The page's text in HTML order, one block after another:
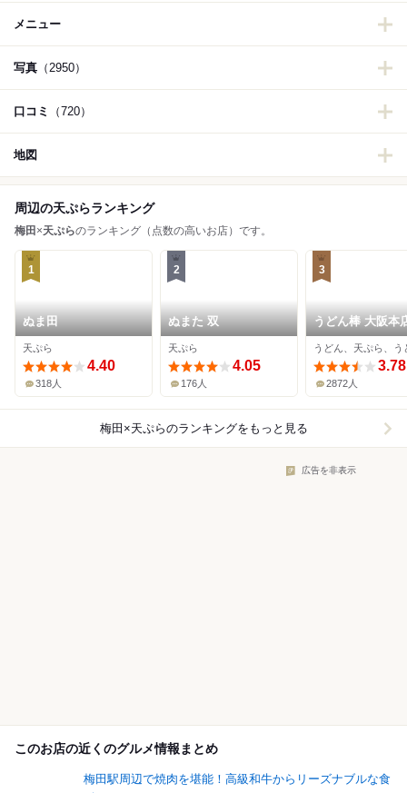
メニュー
写真 （2950）
口コミ （720）
地図
周辺の天ぷらランキング
梅田 ×天ぷらのランキング（点数の高いお店）です。
1
ぬま田
天ぷら
4.40
318人
2
ぬまた 双
天ぷら
4.05
176人
3
うどん棒 大阪本
3.78
2872人
梅田×天ぷらのランキングをもっと見る
広告を非表示
このお店の近くのグルメ情報まとめ
梅田駅周辺で焼肉を堪能！高級和牛からリーズナブルな食